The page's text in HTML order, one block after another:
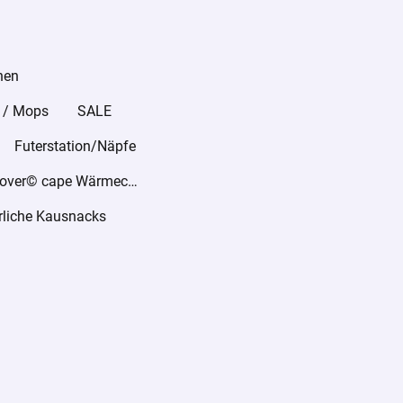
/ Mops SALE
Futerstation/Näpfe
warmover© cape Wärmecape
Kausnacks